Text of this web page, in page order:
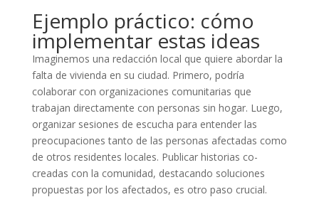
Ejemplo práctico: cómo
implementar estas ideas
Imaginemos una redacción local que quiere abordar la
falta de vivienda en su ciudad. Primero, podría
colaborar con organizaciones comunitarias que
trabajan directamente con personas sin hogar. Luego,
organizar sesiones de escucha para entender las
preocupaciones tanto de las personas afectadas como
de otros residentes locales. Publicar historias co-
creadas con la comunidad, destacando soluciones
propuestas por los afectados, es otro paso crucial.